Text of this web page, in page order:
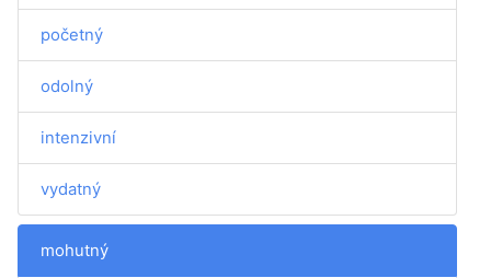
početný
odolný
intenzivní
vydatný
mohutný